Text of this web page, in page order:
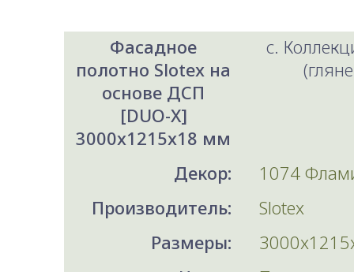
Фасадное
полотно Slotex на
основе ДСП
[DUO-X]
3000x1215x18 мм
c.
Декор:
1074
Производитель:
Slotex
Размеры: